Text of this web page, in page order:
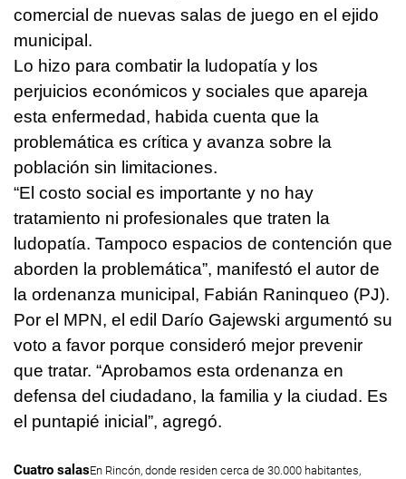
comercial de nuevas salas de juego en el ejido
municipal.
Lo hizo para combatir la ludopatía y los
perjuicios económicos y sociales que apareja
esta enfermedad, habida cuenta que la
problemática es crítica y avanza sobre la
población sin limitaciones.
“El costo social es importante y no hay
tratamiento ni profesionales que traten la
ludopatía. Tampoco espacios de contención que
aborden la problemática”, manifestó el autor de
la ordenanza municipal, Fabián Raninqueo (PJ).
Por el MPN, el edil Darío Gajewski argumentó su
voto a favor porque consideró mejor prevenir
que tratar. “Aprobamos esta ordenanza en
defensa del ciudadano, la familia y la ciudad. Es
el puntapié inicial”, agregó.
Cuatro salasEn Rincón, donde residen cerca de 30.000 habitantes,